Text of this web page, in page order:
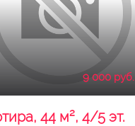
9 000 руб.
44 м², 4/5 эт.